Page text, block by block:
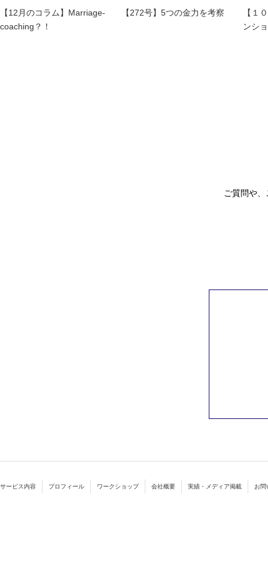
【12月のコラム】Marriage-
coaching？！
【272号】5つの金力を考察
【１
ンシ
ご質問や
サービス内容 プロフィール ワークショップ 会社概要 実績・メディア掲載 お問